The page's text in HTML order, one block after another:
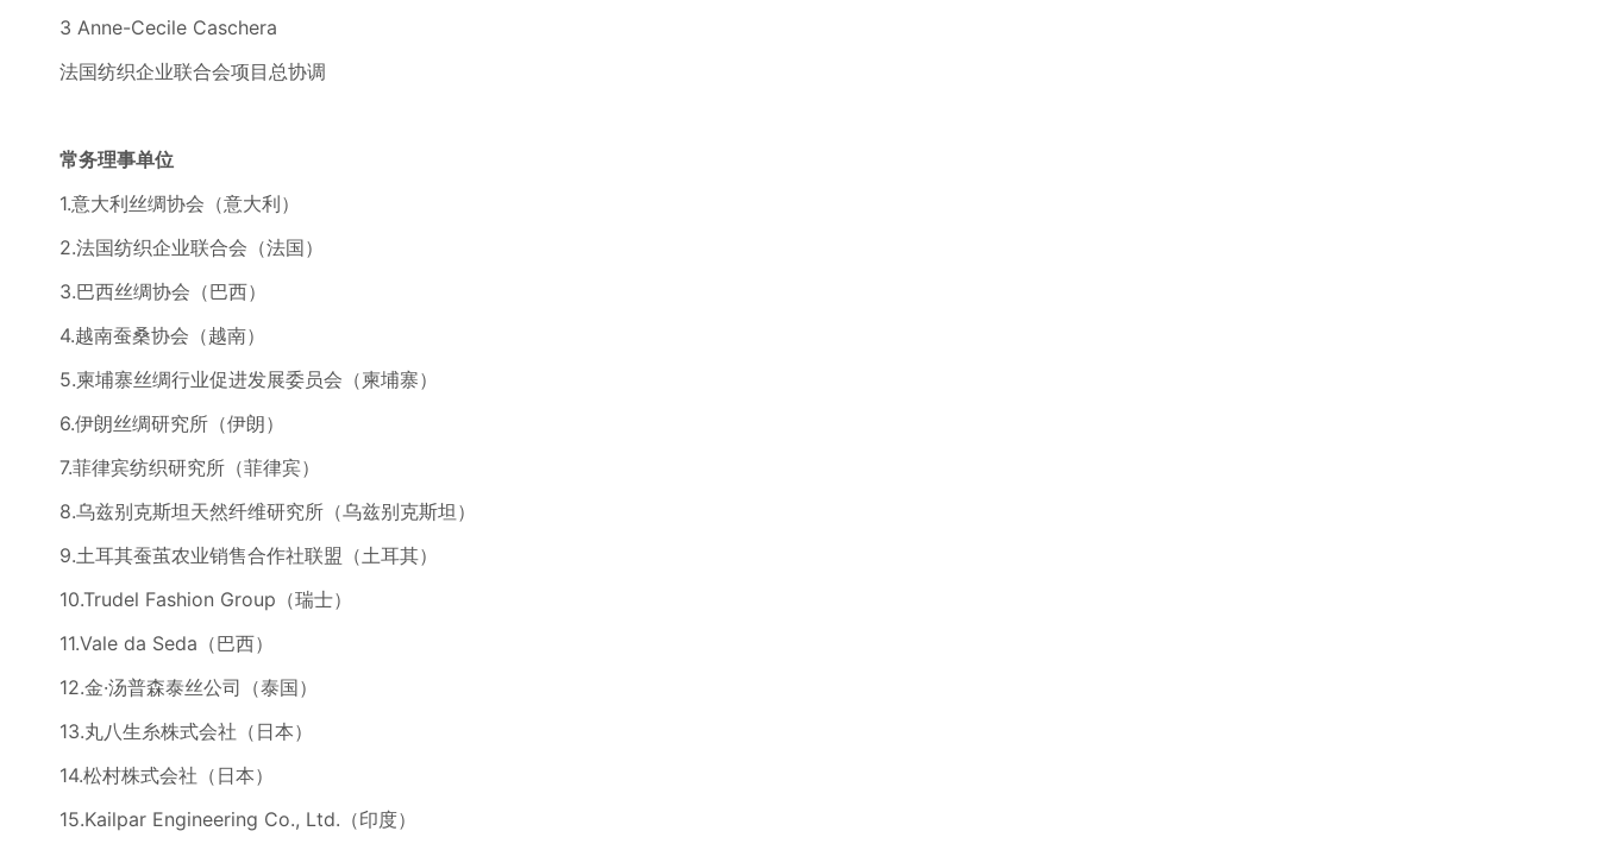
3 Anne-Cecile Caschera
法国纺织企业联合会项目总协调
常务理事单位
1.意大利丝绸协会（意大利）
2.法国纺织企业联合会（法国）
3.巴西丝绸协会（巴西）
4.越南蚕桑协会（越南）
5.柬埔寨丝绸行业促进发展委员会（柬埔寨）
6.伊朗丝绸研究所（伊朗）
7.菲律宾纺织研究所（菲律宾）
8.乌兹别克斯坦天然纤维研究所（乌兹别克斯坦）
9.土耳其蚕茧农业销售合作社联盟（土耳其）
10.Trudel Fashion Group（瑞士）
11.Vale da Seda（巴西）
12.金·汤普森泰丝公司（泰国）
13.丸八生糸株式会社（日本）
14.松村株式会社（日本）
15.Kailpar Engineering Co., Ltd.（印度）